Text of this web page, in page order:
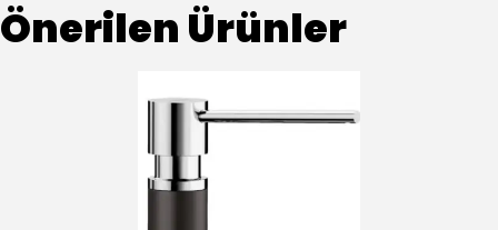
Önerilen Ürünler